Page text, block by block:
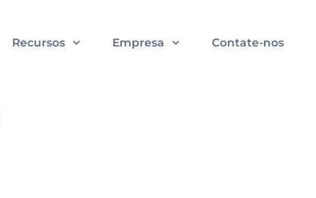
Recursos Empresa Contate-nos